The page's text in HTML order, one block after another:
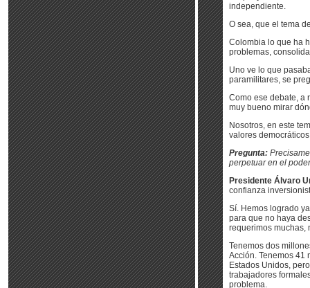
independiente.
O sea, que el tema
Colombia lo que ha
problemas,
Uno ve lo que
paramilitares, se
Como ese debate, a
muy bueno mirar
Nosotros, en este
valores
Pregunta:
perpetuar en el
Presidente Álvaro
confianza
Sí. Hemos logrado
para que no haya
requerimos muchas,
Tenemos dos
Acción. Tenemos 41
Estados Unidos,
trabajadores
problema.